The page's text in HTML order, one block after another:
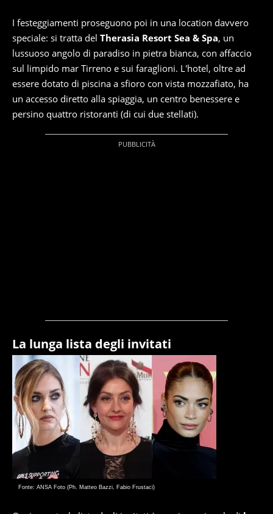
I festeggiamenti proseguono poi in una location davvero
speciale: si tratta del Therasia Resort Sea & Spa, un
lussuoso angolo di paradiso in pietra bianca, con affaccio
sul limpido mar Tirreno e sui faraglioni. L'hotel, oltre ad
essere dotato di piscina a sfioro con vista mozzafiato, ha
un accesso diretto alla spiaggia, un centro benessere e
persino quattro ristoranti (di cui due stellati).
La lunga lista degli invitati
Fonte: ANSA Foto (Ph. Matteo Bazzi, Fabio Frustaci)